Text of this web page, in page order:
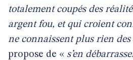
totalement coupés des
argent fou, et qui croient
ne connaissent plus rien des
propose de « s’en